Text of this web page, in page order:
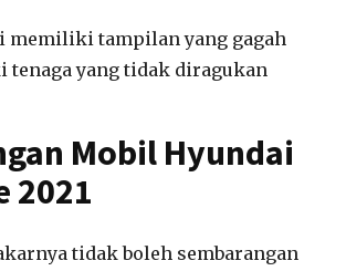
memiliki tampilan yang gagah
tenaga yang tidak diragukan
Mobil Hyundai
2021
tidak boleh sembarangan